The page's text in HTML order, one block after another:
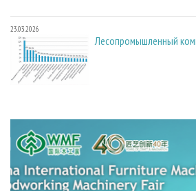
23.03.2026
Лесопромышленный